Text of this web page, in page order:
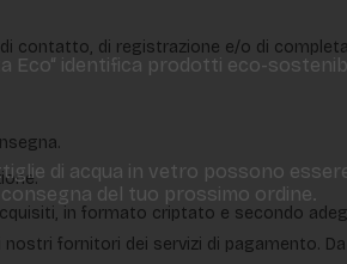
Eco“ identifica prodotti eco-
di acqua in vetro possono
del tuo prossimo ordine.
contatto, di registrazione e/o di
in formato criptato e secondo
fornitori dei servizi di pagamento.